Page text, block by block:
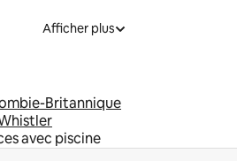
Afficher plus
Britannique
avec piscine